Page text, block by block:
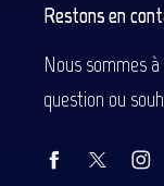
Restons en
Nous sommes
question ou